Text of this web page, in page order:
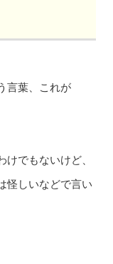
言葉、これが
でもないけど、
怪しいなどで言い